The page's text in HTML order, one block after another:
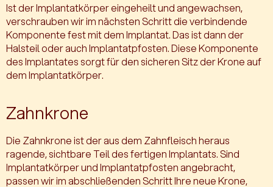
Ist der Implantatkörper eingeheilt und angewachsen,
verschrauben wir im nächsten Schritt die verbindende
Komponente fest mit dem Implantat. Das ist dann der
Halsteil oder auch Implantatpfosten. Diese Komponente
des Implantates sorgt für den sicheren Sitz der Krone auf
dem Implantatkörper.
Zahnkrone
Die Zahnkrone ist der aus dem Zahnfleisch heraus
ragende, sichtbare Teil des fertigen Implantats. Sind
Implantatkörper und Implantatpfosten angebracht,
passen wir im abschließenden Schritt Ihre neue Krone,